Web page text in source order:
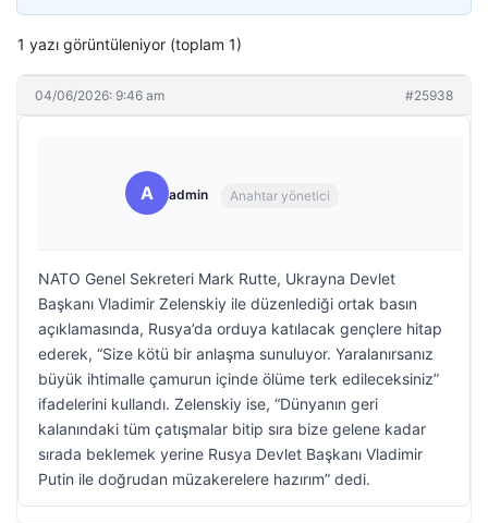
1 yazı görüntüleniyor (toplam 1)
04/06/2026: 9:46 am #25938
A admin Anahtar yönetici
NATO Genel Sekreteri Mark Rutte, Ukrayna Devlet
Başkanı Vladimir Zelenskiy ile düzenlediği ortak basın
açıklamasında, Rusya’da orduya katılacak gençlere hitap
ederek, “Size kötü bir anlaşma sunuluyor. Yaralanırsanız
büyük ihtimalle çamurun içinde ölüme terk edileceksiniz”
ifadelerini kullandı. Zelenskiy ise, “Dünyanın geri
kalanındaki tüm çatışmalar bitip sıra bize gelene kadar
sırada beklemek yerine Rusya Devlet Başkanı Vladimir
Putin ile doğrudan müzakerelere hazırım” dedi.